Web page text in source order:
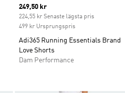
Discount
Current price
249,50 kr
224,55 kr Senaste lägsta pris
499 kr Ursprungspris
Adi365 Running Essentials Brand
Love Shorts
Dam Performance